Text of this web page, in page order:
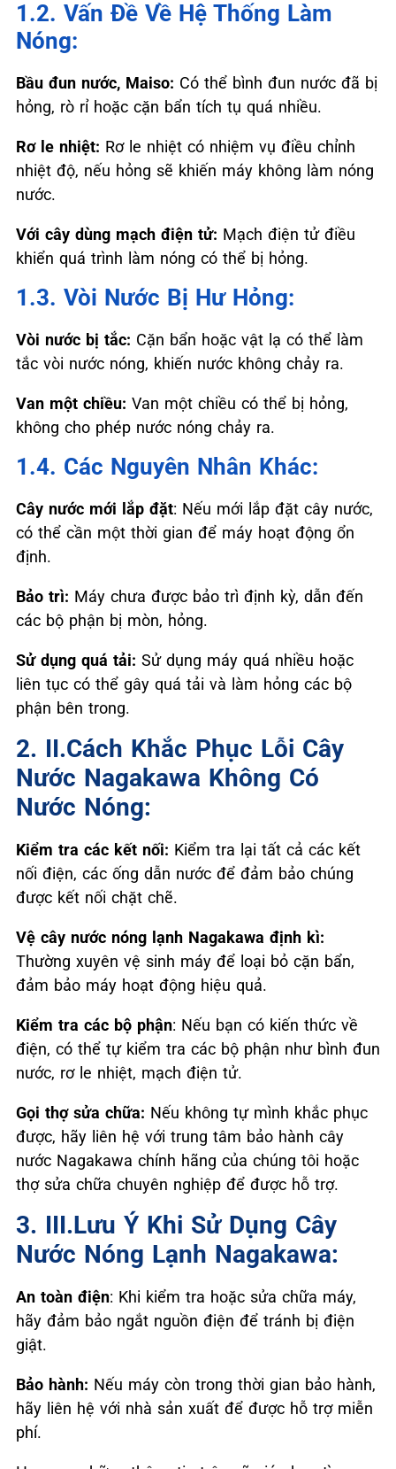
1.2. Vấn Đề Về Hệ Thống Làm
Nóng:
Bầu đun nước, Maiso: Có thể bình đun nước đã bị
hỏng, rò rỉ hoặc cặn bẩn tích tụ quá nhiều.
Rơ le nhiệt: Rơ le nhiệt có nhiệm vụ điều chỉnh
nhiệt độ, nếu hỏng sẽ khiến máy không làm nóng
nước.
Với cây dùng mạch điện tử: Mạch điện tử điều
khiển quá trình làm nóng có thể bị hỏng.
1.3. Vòi Nước Bị Hư Hỏng:
Vòi nước bị tắc: Cặn bẩn hoặc vật lạ có thể làm
tắc vòi nước nóng, khiến nước không chảy ra.
Van một chiều: Van một chiều có thể bị hỏng,
không cho phép nước nóng chảy ra.
1.4. Các Nguyên Nhân Khác:
Cây nước mới lắp đặt: Nếu mới lắp đặt cây nước,
có thể cần một thời gian để máy hoạt động ổn
định.
Bảo trì: Máy chưa được bảo trì định kỳ, dẫn đến
các bộ phận bị mòn, hỏng.
Sử dụng quá tải: Sử dụng máy quá nhiều hoặc
liên tục có thể gây quá tải và làm hỏng các bộ
phận bên trong.
2. II.Cách Khắc Phục Lỗi Cây
Nước Nagakawa Không Có
Nước Nóng:
Kiểm tra các kết nối: Kiểm tra lại tất cả các kết
nối điện, các ống dẫn nước để đảm bảo chúng
được kết nối chặt chẽ.
Vệ cây nước nóng lạnh Nagakawa định kì:
Thường xuyên vệ sinh máy để loại bỏ cặn bẩn,
đảm bảo máy hoạt động hiệu quả.
Kiểm tra các bộ phận: Nếu bạn có kiến thức về
điện, có thể tự kiểm tra các bộ phận như bình đun
nước, rơ le nhiệt, mạch điện tử.
Gọi thợ sửa chữa: Nếu không tự mình khắc phục
được, hãy liên hệ với trung tâm bảo hành cây
nước Nagakawa chính hãng của chúng tôi hoặc
thợ sửa chữa chuyên nghiệp để được hỗ trợ.
3. III.Lưu Ý Khi Sử Dụng Cây
Nước Nóng Lạnh Nagakawa:
An toàn điện: Khi kiểm tra hoặc sửa chữa máy,
hãy đảm bảo ngắt nguồn điện để tránh bị điện
giật.
Bảo hành: Nếu máy còn trong thời gian bảo hành,
hãy liên hệ với nhà sản xuất để được hỗ trợ miễn
phí.